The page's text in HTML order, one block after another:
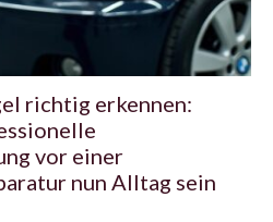
richtig erkennen:
vor einer
nun Alltag sein